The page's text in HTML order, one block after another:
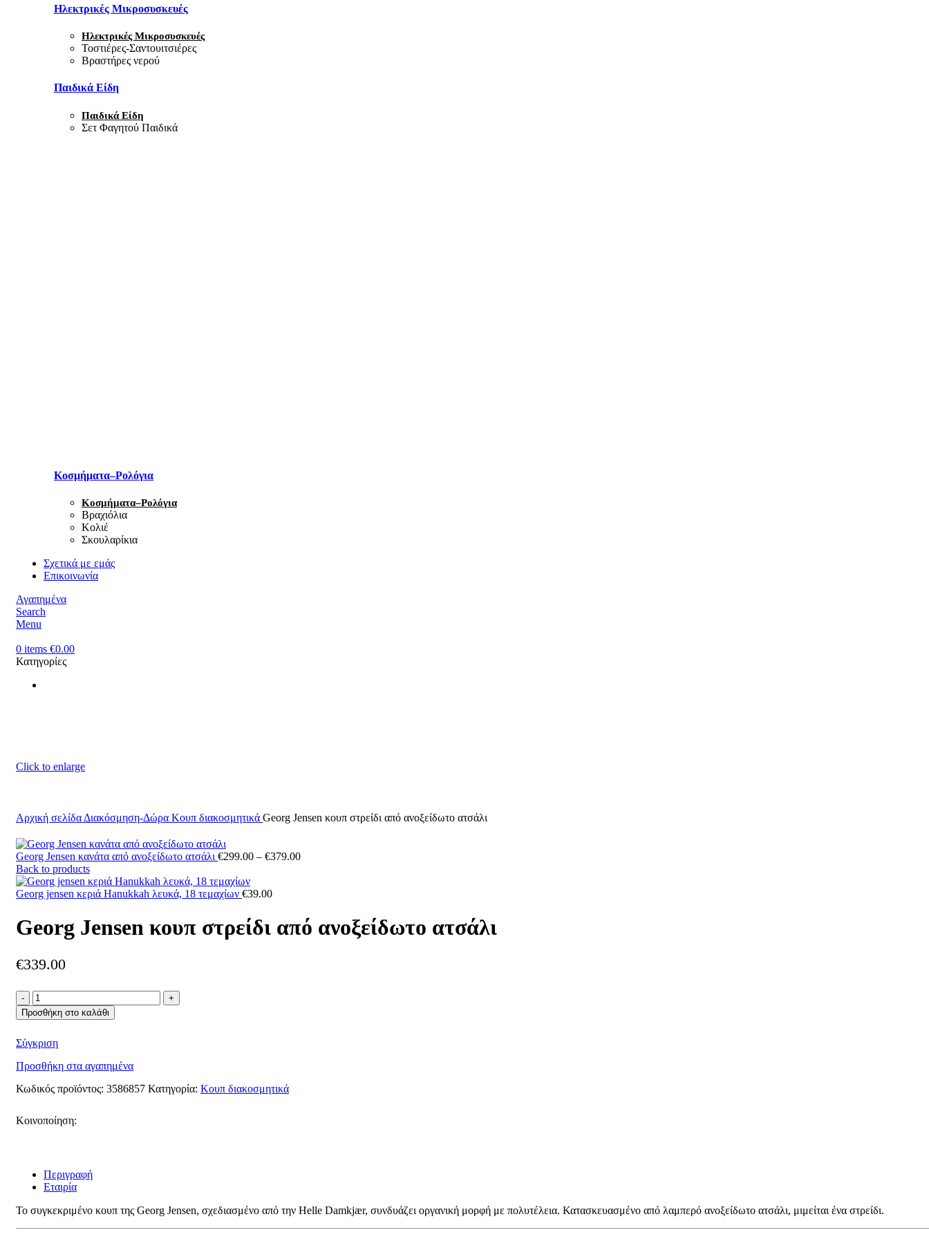
Ηλεκτρικές Μικροσυσκευές
Ηλεκτρικές Μικροσυσκευές
Τοστιέρες-Σαντουιτσιέρες
Βραστήρες νερού
Παιδικά Είδη
Παιδικά Είδη
Σετ Φαγητού Παιδικά
Κοσμήματα–Ρολόγια
Κοσμήματα–Ρολόγια
Βραχιόλια
Κολιέ
Σκουλαρίκια
Σχετικά με εμάς
Επικοινωνία
Αγαπημένα
Search
Menu
0 items €0.00
Κατηγορίες
Click to enlarge
Αρχική σελίδα Διακόσμηση-Δώρα Κουπ διακοσμητικά Georg Jensen κουπ στρείδι από ανοξείδωτο ατσάλι
Georg Jensen κανάτα από ανοξείδωτο ατσάλι €299.00 – €379.00Price
Back to products
Georg jensen κεριά Hanukkah λευκά, 18 τεμαχίων €39.00
Georg Jensen κουπ στρείδι από ανοξείδωτο ατσάλι
€339.00
Georg
Jensen
κουπ
από
ανοξείδωτο
ατσάλι
ποσότητα
Προσθήκη στο καλάθι
Σύγκριση
Προσθήκη στα αγαπημένα
Κωδικός προϊόντος: 3586857 Κατηγορία: Κουπ διακοσμητικά
Κοινοποίηση:
Περιγραφή
Εταιρία
Το συγκεκριμένο κουπ της Georg Jensen, σχεδιασμένο από την Helle Damkjær, συνδυάζει οργανική μορφή με πολυτέλεια. Κατασκευασμένο από λαμπερό ανοξείδωτο ατσάλι, μιμείται ένα στρείδι.